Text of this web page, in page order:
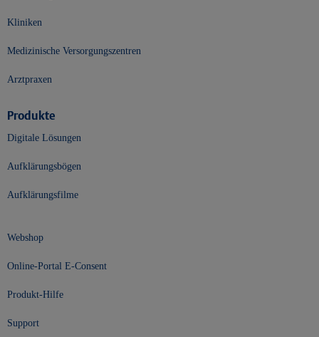
Kliniken
Medizinische Versorgungszentren
Arztpraxen
Produkte
Digitale Lösungen
Aufklärungsbögen
Aufklärungsfilme
Webshop
Online-Portal E-Consent
Produkt-Hilfe
Support